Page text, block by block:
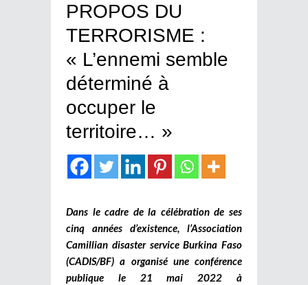
PROPOS DU
TERRORISME :
« L’ennemi semble
déterminé à
occuper le
territoire… »
Dans le cadre de la célébration de ses
cinq années d’existence, l’Association
Camillian disaster service Burkina Faso
(CADIS/BF) a organisé une conférence
publique le 21 mai 2022 à